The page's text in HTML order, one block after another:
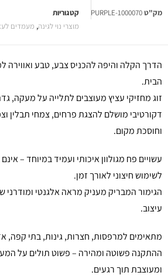
מק"ט1000070-PURPLE
קטגוריות
מוצרי נוי לגינה, מעמדים
הדרך הקלה והיפה להכניס צבע, טבע ואווירה
הבית.
זוג מחזיקי עציץ מעוצבים לתלייה על מעקה,
דקורטיבי מושלם להצגת פרחים, צמחי תבלין
וחוסכת מקום.
עשויים פח מגולוון איכותי ועמיד במיוחד –
לשימוש חיצוני לאורך זמן.
הגימור המבריק מעניק מראה אלגנטי ומודרני
עיצוב.
מתאימים למרפסות, חצרות, גינות, בתי קפה,
ההתקנה פשוטה ומהירה – פשוט תולים על
ומעוצבת תוך רגעים.